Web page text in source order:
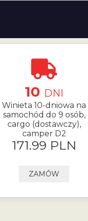
10 DNI
Winieta 10-dniowa na
samochód do 9 osób,
cargo (dostawczy),
camper D2
171.99 PLN
ZAMÓW